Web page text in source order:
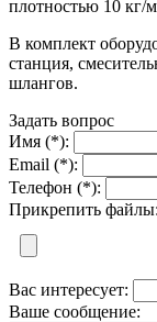
плотностью 10 кг/
В комплект
станция,
шлангов.
Задать вопрос
Имя (*):
Email (*):
Телефон (*):
Прикрепить файлы:
Вас интересует:
Ваше сообщение: